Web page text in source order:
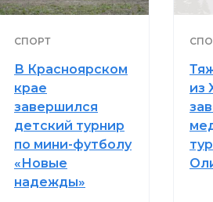
СПОРТ
В Красноярском
крае
завершился
детский турнир
по мини-футболу
«Новые
надежды»
из